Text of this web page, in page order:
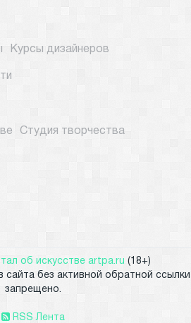
Курсы дизайнеров
Студия творчества
об искусстве artpa.ru (18+)
сайта без активной обратной ссылки
запрещено.
RSS Лента